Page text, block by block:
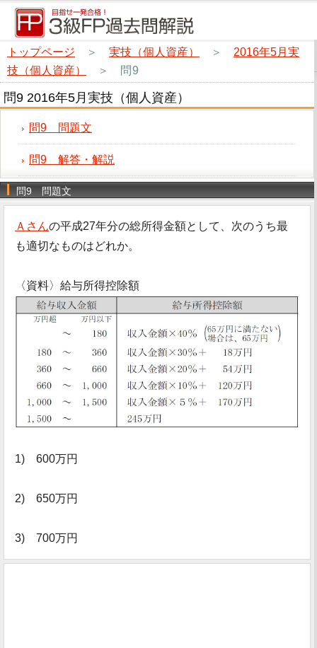
トップページ ＞ 実技（個人資産） ＞ 2016年5月実
技（個人資産）
＞ 問9
問9 2016年5月実技（個人資産）
問9 問題文
問9 解答・解説
問9 問題文
Ａさんの平成27年分の総所得金額として、次のうち最
も適切なものはどれか。
〈資料〉給与所得控除額
1) 600万円
2) 650万円
3) 700万円